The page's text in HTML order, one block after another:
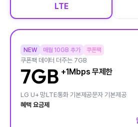
LTE
NEW 매월 10GB 추가 쿠폰팩
쿠폰팩 데이터 더주는 7GB
7GB +1Mbps 무제한
LG U+ 망LTE통화 기본제공문자 기본제공
혜택 요금제